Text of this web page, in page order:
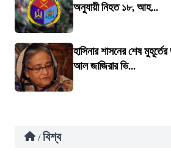
অনুযায়ী নিহত ১৮, আহ...
হাসিনার শাসনের শেষ
আল জাজিরার ভি...
/ বিশ্ব